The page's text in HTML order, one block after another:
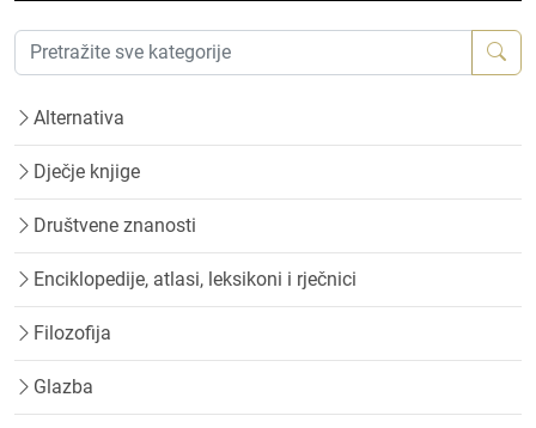
Alternativa
Dječje knjige
Društvene znanosti
Enciklopedije, atlasi, leksikoni i rječnici
Filozofija
Glazba